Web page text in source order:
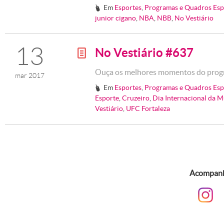
# Em Esportes Programas e Quadros
junior cigano NBA NBB No Vestiário
13
mar 2017
g No Vestiário #637
Ouça os melhores momentos do
# Em Esportes Programas e Quadros
Esporte Cruzeiro Dia Internacional da
Vestiário UFC Fortaleza